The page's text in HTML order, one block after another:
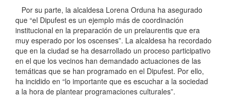
Por su parte, la alcaldesa Lorena Orduna ha asegurado
que “el Dipufest es un ejemplo más de coordinación
institucional en la preparación de un prelaurentis que era
muy esperado por los oscenses”. La alcaldesa ha recordado
que en la ciudad se ha desarrollado un proceso participativo
en el que los vecinos han demandado actuaciones de las
temáticas que se han programado en el Dipufest. Por ello,
ha incidido en “lo importante que es escuchar a la sociedad
a la hora de plantear programaciones culturales”.